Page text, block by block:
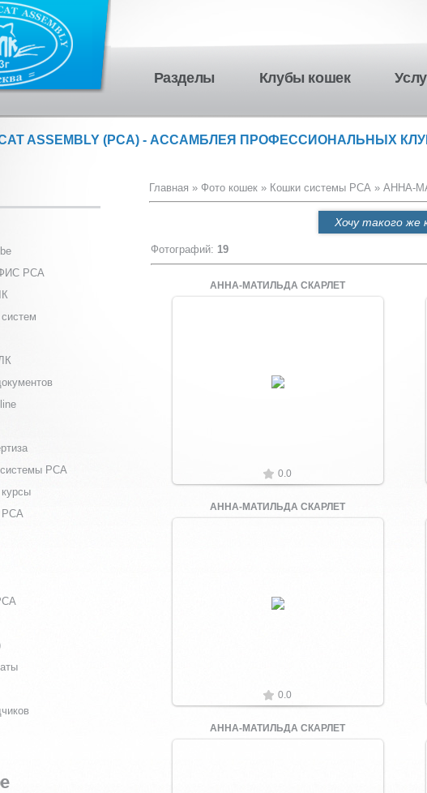
Разделы Клубы кошек
CAT ASSEMBLY (PCA) - АССАМБЛЕЯ ПРОФЕССИОНАЛЬНЫХ
Главная » Фото кошек » Кошки системы PCA » АННА-
Хочу такого же
Фотографий: 19
АННА-МАТИЛЬДА СКАРЛЕТ
Увеличить
0.0
АННА-МАТИЛЬДА СКАРЛЕТ
Увеличить
0.0
АННА-МАТИЛЬДА СКАРЛЕТ
PCA
PCA